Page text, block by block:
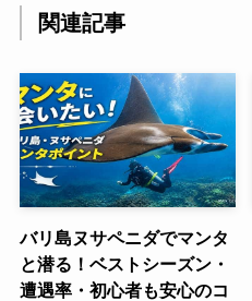
関連記事
バリ島ヌサペニダでマンタ
と潜る！ベストシーズン・
遭遇率・初心者も安心のコ